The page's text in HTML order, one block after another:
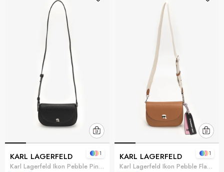
KARL LAGERFELD
Karl Lagerfeld Ikon Pebble Pin Flap Kadın Mini Omuz Çantası Siyah
1 KARL LAGERFELD
Karl Lagerfeld Ikon Pebble Flap Kadın Omuz Çantası Taba
1